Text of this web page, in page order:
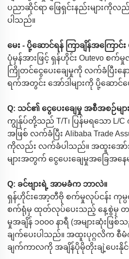
ပညာဆိုင်ရာ ဖြေရှင်းနည်းများကိုလ
ပါသည်။
မေး - ပို့ဆောင်ရန် ကြာချိန်အကြော
ပုံမှန်အားဖြင့် ရှန်ဟိုင်း Outevo စက်
ကြိုတင်ငွေပေးချေမှုကို လက်ခံပြီးန
ရက်အတွင်း အော်ဒါများကို ပို့ဆောင်ပ
Q: သင်၏ ငွေပေးချေမှု အစီအစဉ်မျ
ကျွန်ုပ်တို့သည် T/T၊ ပြန်မရသော L/C
အဖြစ် လက်ခံပြီး Alibaba Trade
ကိုလည်း လက်ခံပါသည်။ အထူးအော်ဒ
များအတွက် ငွေပေးချေမှုအခြေအနေ
Q: ခင်ဗျားရဲ့ အာမခံက ဘာလဲ။
ရှန်ဟိုင်းအော့တီဗို စက်မှုလုပ်ငန်း
စက်ရုံမှ ထုတ်လုပ်ပေးသည့် နေ့စွဲမှ
မှုအချိန် ၁၀၀၀ နာရီ (အများဆုံးဖ
ချက်ပေးပါသည်။ အထူးပုဂ္ဂလိက စီ
ချက်ကာလကို အချိန်ပိုမိုတိုးချဲ့ပေးနို